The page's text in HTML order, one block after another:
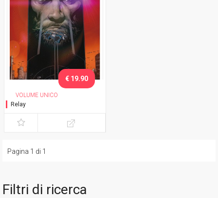
VOLUME UNICO
Relay
€ 19.90
Pagina 1 di 1
Filtri di ricerca